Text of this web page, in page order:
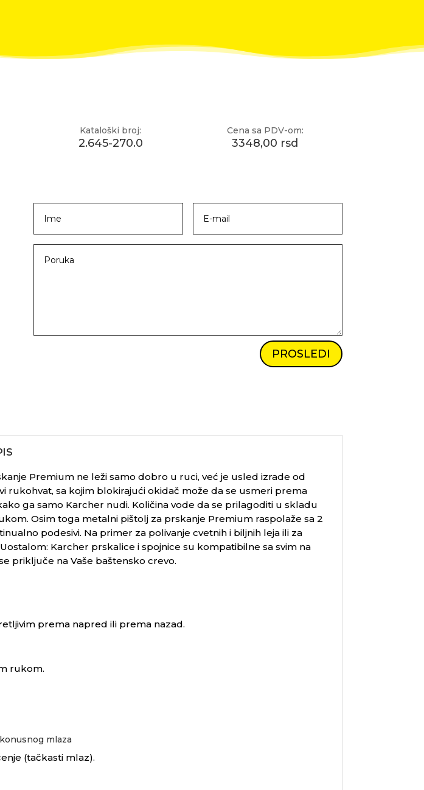
Kataloški broj:
2.645-270.0
Cena sa PDV-om:
3348,00 rsd
PROSLEDI
Premium ne leži samo dobro u ruci, već je usled izrade od
sa kojim blokirajući okidač može da se usmeri prema
ga samo Karcher nudi. Količina vode da se prilagoditi u skladu
Osim toga metalni pištolj za prskanje Premium raspolaže sa 2
podesivi. Na primer za polivanje cvetnih i biljnih leja ili za
Karcher prskalice i spojnice su kompatibilne sa svim na
priključe na Vaše baštensko crevo.
prema napred ili prema nazad.
rukom.
mlaza
(tačkasti mlaz).